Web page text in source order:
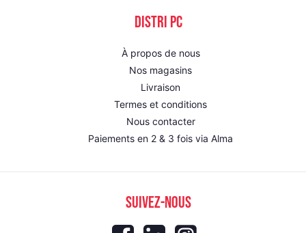
DISTRI PC
À propos de nous
Nos magasins
Livraison
Termes et conditions
Nous contacter
Paiements en 2 & 3 fois via Alma
SUIVEZ-NOUS